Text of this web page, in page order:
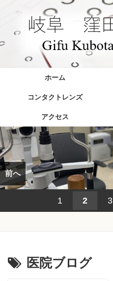
ホーム
コンタクトレンズ
アクセス
前へ
1 2 3
医院ブログ